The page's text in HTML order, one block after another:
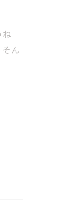
ね
そん